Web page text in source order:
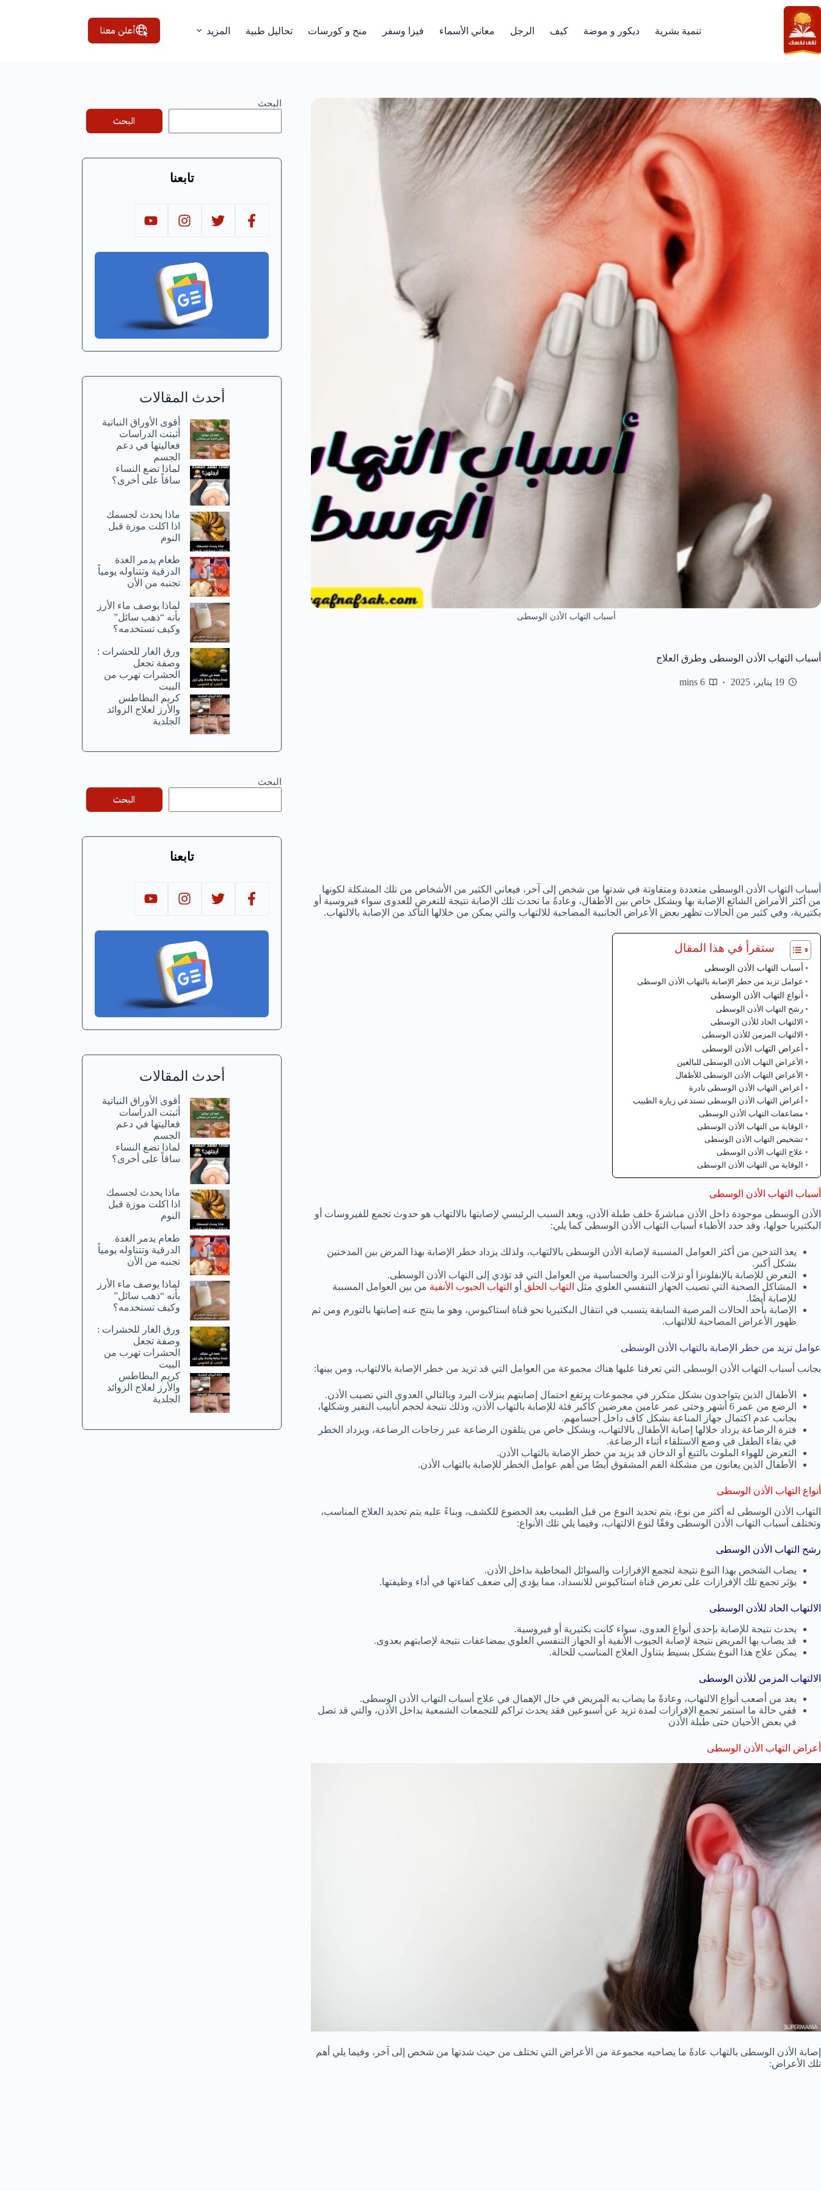
التجاوز
إلى
المحتوى
تنمية بشرية ديكور و موضة كيف الرجل معاني الأسماء فيزا وسفر منح و كورسات تحاليل طبية المزيد أعلن معنا
أسباب التهاب الأذن الوسطى
أسباب التهاب الأذن الوسطى وطرق العلاج
19 يناير، 2025 6 mins
أسباب التهاب الأذن الوسطى متعددة ومتفاوتة في شدتها من شخص إلى آخر، فيعاني الكثير من الأشخاص من تلك المشكلة لكونها
من أكثر الأمراض الشائع الإصابة بها وبشكل خاص بين الأطفال، وعادةً ما تحدث تلك الإصابة نتيجة للتعرض للعدوى سواء فيروسية أو
بكتيرية، وفي كثير من الحالات تظهر بعض الأعراض الجانبية المصاحبة للالتهاب والتي يمكن من خلالها التأكد من الإصابة بالالتهاب.
ستقرأ في هذا المقال
أسباب التهاب الأذن الوسطى
عوامل تزيد من خطر الإصابة بالتهاب الأذن الوسطى
أنواع التهاب الأذن الوسطى
رشح التهاب الأذن الوسطى
الالتهاب الحاد للأذن الوسطى
الالتهاب المزمن للأذن الوسطى
أعراض التهاب الأذن الوسطى
الأعراض التهاب الأذن الوسطى للبالغين
الأعراض التهاب الأذن الوسطى للأطفال
أعراض التهاب الأذن الوسطى نادرة
أعراض التهاب الأذن الوسطى تستدعي زيارة الطبيب
مضاعفات التهاب الأذن الوسطى
الوقاية من التهاب الأذن الوسطى
تشخيص التهاب الأذن الوسطى
علاج التهاب الأذن الوسطى
الوقاية من التهاب الأذن الوسطى
أسباب التهاب الأذن الوسطى
الأذن الوسطى موجودة داخل الأذن مباشرةً خلف طبلة الأذن، ويعد السبب الرئيسي لإصابتها بالالتهاب هو حدوث تجمع للفيروسات أو
البكتيريا حولها، وقد حدد الأطباء أسباب التهاب الأذن الوسطى كما يلي:
يعد التدخين من أكثر العوامل المسببة لإصابة الأذن الوسطى بالالتهاب، ولذلك يزداد خطر الإصابة بهذا المرض بين المدخنين
بشكل أكبر.
التعرض للإصابة بالإنفلونزا أو نزلات البرد والحساسية من العوامل التي قد تؤدي إلى التهاب الأذن الوسطى.
المشاكل الصحية التي تصيب الجهاز التنفسي العلوي مثل التهاب الحلق أو التهاب الجيوب الأنفية من بين العوامل المسببة
للإصابة أيضًا.
الإصابة بأحد الحالات المرضية السابقة يتسبب في انتقال البكتيريا نحو قناة استاكيوس، وهو ما ينتج عنه إصابتها بالتورم ومن ثم
ظهور الأعراض المصاحبة للالتهاب.
عوامل تزيد من خطر الإصابة بالتهاب الأذن الوسطى
بجانب أسباب التهاب الأذن الوسطى التي تعرفنا عليها هناك مجموعة من العوامل التي قد تزيد من خطر الإصابة بالالتهاب، ومن بينها:
الأطفال الذين يتواجدون بشكل متكرر في مجموعات يرتفع احتمال إصابتهم بنزلات البرد وبالتالي العدوى التي تصيب الأذن.
الرضع من عمر 6 أشهر وحتى عمر عامين معرضين كأكبر فئة للإصابة بالتهاب الأذن، وذلك نتيجة لحجم أنابيب النفير وشكلها،
بجانب عدم اكتمال جهاز المناعة بشكل كاف داخل أجسامهم.
فترة الرضاعة يزداد خلالها إصابة الأطفال بالالتهاب، وبشكل خاص من يتلقون الرضاعة عبر زجاجات الرضاعة، ويزداد الخطر
في بقاء الطفل في وضع الاستلقاء أثناء الرضاعة.
التعرض للهواء الملوث بالتبغ أو الدخان قد يزيد من خطر الإصابة بالتهاب الأذن.
الأطفال الذين يعانون من مشكلة الفم المشقوق أيضًا من أهم عوامل الخطر للإصابة بالتهاب الأذن.
أنواع التهاب الأذن الوسطى
التهاب الأذن الوسطى له أكثر من نوع، يتم تحديد النوع من قبل الطبيب بعد الخضوع للكشف، وبناءً عليه يتم تحديد العلاج المناسب،
وتختلف أسباب التهاب الأذن الوسطى وفقًا لنوع الالتهاب، وفيما يلي تلك الأنواع:
رشح التهاب الأذن الوسطى
يصاب الشخص بهذا النوع نتيجة لتجمع الإفرازات والسوائل المخاطية بداخل الأذن.
يؤثر تجمع تلك الإفرازات على تعرض قناة استاكيوس للانسداد، مما يؤدي إلى ضعف كفاءتها في أداء وظيفتها.
الالتهاب الحاد للأذن الوسطى
يحدث نتيجة للإصابة بإحدى أنواع العدوى، سواء كانت بكتيرية أو فيروسية.
قد يصاب بها المريض نتيجة لإصابة الجيوب الأنفية أو الجهاز التنفسي العلوي بمضاعفات نتيجة لإصابتهم بعدوى.
يمكن علاج هذا النوع بشكل بسيط بتناول العلاج المناسب للحالة.
الالتهاب المزمن للأذن الوسطى
يعد من أصعب أنواع الالتهاب، وعادةً ما يصاب به المريض في حال الإهمال في علاج أسباب التهاب الأذن الوسطى.
ففي حالة ما استمر تجمع الإفرازات لمدة تزيد عن أسبوعين فقد يحدث تراكم للتجمعات الشمعية بداخل الأذن، والتي قد تصل
في بعض الأحيان حتى طبلة الأذن
أعراض التهاب الأذن الوسطى
إصابة الأذن الوسطى بالتهاب عادةً ما يصاحبه مجموعة من الأعراض التي تختلف من حيث شدتها من شخص إلى آخر، وفيما يلي أهم
تلك الأعراض:
البحث
البحث
تابعنا
أحدث المقالات
أقوى الأوراق النباتية
أثبتت الدراسات
فعاليتها في دعم
الجسم
لماذا تضع النساء
ساقاً على أخرى؟
ماذا يحدث لجسمك
اذا اكلت موزة قبل
النوم
طعام يدمر الغدة
الدرقية وتتناوله يومياً
تجنبه من الأن
لماذا يوصف ماء الأرز
بأنه “ذهب سائل”
وكيف تستخدمه؟
ورق الغار للحشرات :
وصفة تجعل
الحشرات تهرب من
البيت
كريم البطاطس
والأرز لعلاج الزوائد
الجلدية
البحث
البحث
تابعنا
أحدث المقالات
أقوى الأوراق النباتية
أثبتت الدراسات
فعاليتها في دعم
الجسم
لماذا تضع النساء
ساقاً على أخرى؟
ماذا يحدث لجسمك
اذا اكلت موزة قبل
النوم
طعام يدمر الغدة
الدرقية وتتناوله يومياً
تجنبه من الأن
لماذا يوصف ماء الأرز
بأنه “ذهب سائل”
وكيف تستخدمه؟
ورق الغار للحشرات :
وصفة تجعل
الحشرات تهرب من
البيت
كريم البطاطس
والأرز لعلاج الزوائد
الجلدية